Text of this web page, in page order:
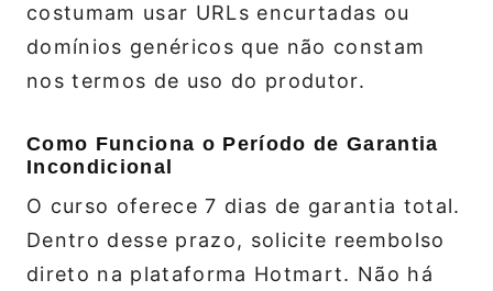
costumam usar URLs encurtadas ou
domínios genéricos que não constam
nos termos de uso do produtor.
Como Funciona o Período de Garantia
Incondicional
O curso oferece 7 dias de garantia total.
Dentro desse prazo, solicite reembolso
direto na plataforma Hotmart. Não há